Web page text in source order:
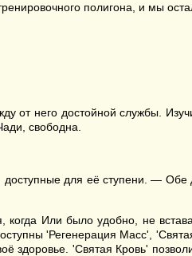
полигона, и мы
него достойной службы.
свободна.
для её ступени. —
Или было удобно, не
'Регенерация Масс',
здоровье. 'Святая Кровь'